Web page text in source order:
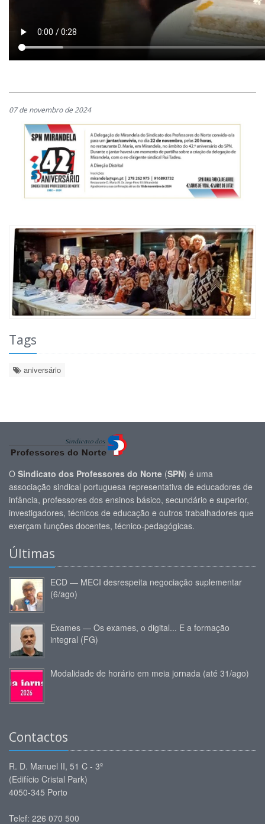
07 de novembro de 2024
Tags
aniversário
O Sindicato dos Professores do Norte (SPN) é uma
associação sindical portuguesa representativa de educadores de
infância, professores dos ensinos básico, secundário e superior,
investigadores, técnicos de educação e outros trabalhadores que
exerçam funções docentes, técnico-pedagógicas.
Últimas
ECD — MECI desrespeita negociação suplementar
(6/ago)
Exames — Os exames, o digital... E a formação
integral (FG)
Modalidade de horário em meia jornada (até 31/ago)
Contactos
R. D. Manuel II, 51 C - 3º
(Edifício Cristal Park)
4050-345 Porto
Telef: 226 070 500